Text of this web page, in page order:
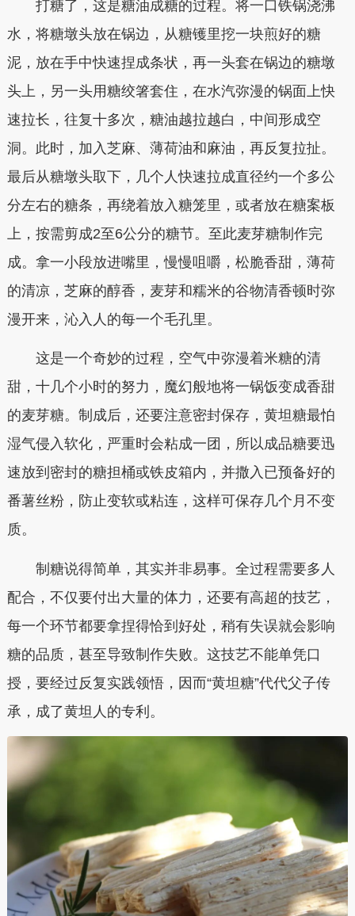
打糖了，这是糖油成糖的过程。将一口铁锅浇沸
水，将糖墩头放在锅边，从糖镬里挖一块煎好的糖
泥，放在手中快速捏成条状，再一头套在锅边的糖墩
头上，另一头用糖绞箸套住，在水汽弥漫的锅面上快
速拉长，往复十多次，糖油越拉越白，中间形成空
洞。此时，加入芝麻、薄荷油和麻油，再反复拉扯。
最后从糖墩头取下，几个人快速拉成直径约一个多公
分左右的糖条，再绕着放入糖笼里，或者放在糖案板
上，按需剪成2至6公分的糖节。至此麦芽糖制作完
成。拿一小段放进嘴里，慢慢咀嚼，松脆香甜，薄荷
的清凉，芝麻的醇香，麦芽和糯米的谷物清香顿时弥
漫开来，沁入人的每一个毛孔里。
这是一个奇妙的过程，空气中弥漫着米糖的清
甜，十几个小时的努力，魔幻般地将一锅饭变成香甜
的麦芽糖。制成后，还要注意密封保存，黄坦糖最怕
湿气侵入软化，严重时会粘成一团，所以成品糖要迅
速放到密封的糖担桶或铁皮箱内，并撒入已预备好的
番薯丝粉，防止变软或粘连，这样可保存几个月不变
质。
制糖说得简单，其实并非易事。全过程需要多人
配合，不仅要付出大量的体力，还要有高超的技艺，
每一个环节都要拿捏得恰到好处，稍有失误就会影响
糖的品质，甚至导致制作失败。 这技艺不能单凭口
授，要经过反复实践领悟，因而“黄坦糖”代代父子传
承，成了黄坦人的专利。